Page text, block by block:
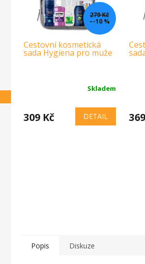
279 Kč
–-10 %
Cestovní kosmetická
sada Hygiena pro muže
Skladem
309 Kč DETAIL
Popis Diskuze